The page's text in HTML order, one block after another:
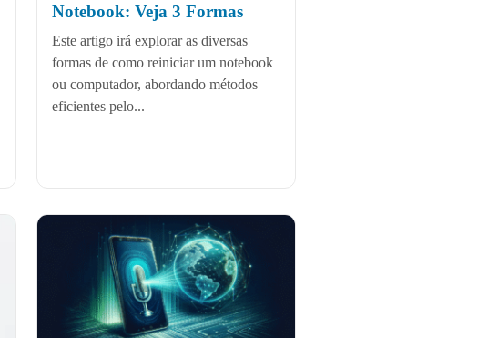
Notebook: Veja 3 Formas
Este artigo irá explorar as diversas
formas de como reiniciar um notebook
ou computador, abordando métodos
eficientes pelo...